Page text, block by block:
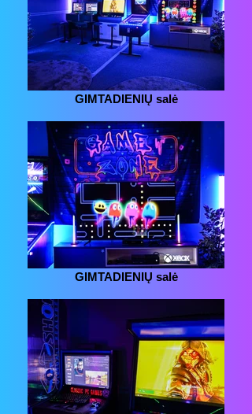
GIMTADIENIŲ salė
GIMTADIENIŲ salė